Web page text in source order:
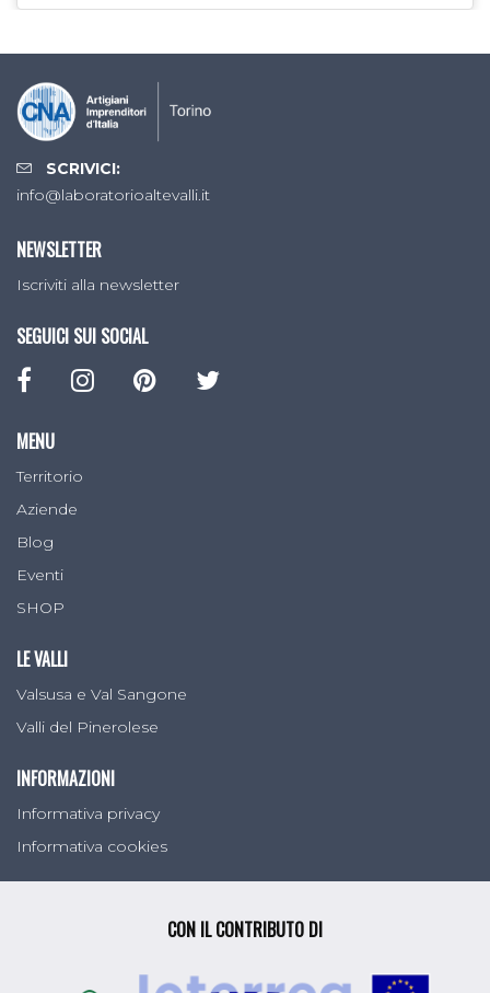
SCRIVICI:
info@laboratorioaltevalli.it
NEWSLETTER
Iscriviti alla newsletter
SEGUICI SUI SOCIAL
MENU
Territorio
Aziende
Blog
Eventi
SHOP
LE VALLI
Valsusa e Val Sangone
Valli del Pinerolese
INFORMAZIONI
Informativa privacy
Informativa cookies
CON IL CONTRIBUTO DI